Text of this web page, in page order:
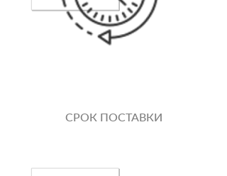
СРОК ПОСТАВКИ